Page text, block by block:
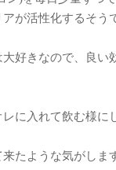
が活性化するそう
好きなので、良い
に入れて飲む様に
たような気がしま